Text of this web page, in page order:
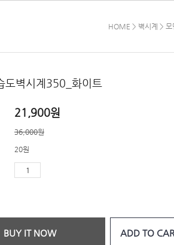
HOME > 벽시계 > 모
도벽시계350_화이트
21,900원
36,000원
20원
BUY IT NOW ADD TO